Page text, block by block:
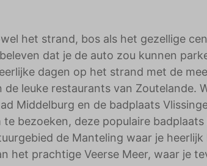
het strand, bos als het gezellige
dat je de auto zou kunnen
dagen op het strand met de
de leuke restaurants van Zoutelande.
Middelburg en de badplaats
te bezoeken, deze populaire
de Manteling waar je
het prachtige Veerse Meer, waar je